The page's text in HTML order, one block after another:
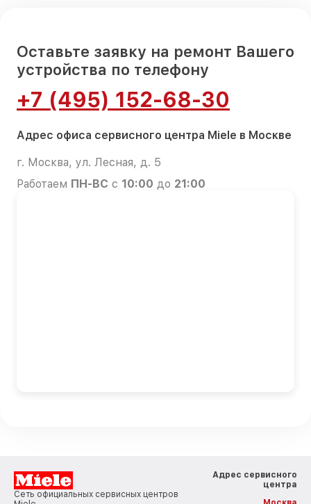
Оставьте заявку на ремонт Вашего
устройства по телефону
+7 (495) 152-68-30
Адрес офиса сервисного центра Miele в Москве
г. Москва, ул. Лесная, д. 5
Работаем ПН-ВС с 10:00 до 21:00
Сеть официальных сервисных центров
Адрес сервисного
центра